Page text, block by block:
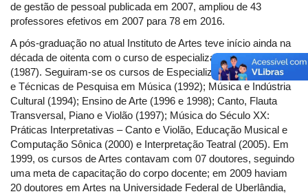
de gestão de pessoal publicada em 2007, ampliou de 43
professores efetivos em 2007 para 78 em 2016.
A pós-graduação no atual Instituto de Artes teve início ainda na
década de oitenta com o curso de especialização em Folclore
(1987). Seguiram-se os cursos de Especialização em Métodos
e Técnicas de Pesquisa em Música (1992); Música e Indústria
Cultural (1994); Ensino de Arte (1996 e 1998); Canto, Flauta
Transversal, Piano e Violão (1997); Música do Século XX:
Práticas Interpretativas – Canto e Violão, Educação Musical e
Computação Sônica (2000) e Interpretação Teatral (2005). Em
1999, os cursos de Artes contavam com 07 doutores, seguindo
uma meta de capacitação do corpo docente; em 2009 haviam
20 doutores em Artes na Universidade Federal de Uberlândia,